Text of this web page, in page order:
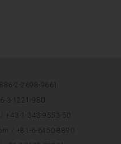
2-2698-9661
3-1221-980
+43-1-343-9553-50
+81-6-6450-8890